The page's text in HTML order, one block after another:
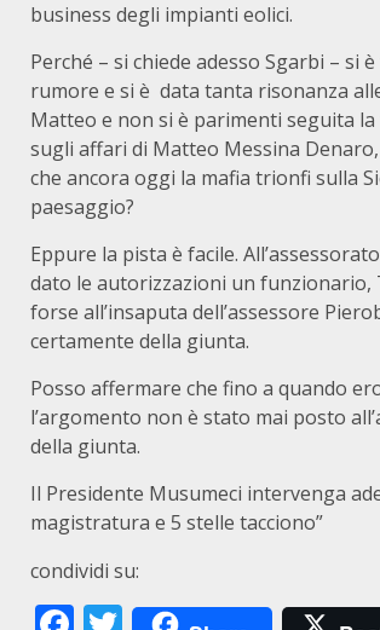
business degli impianti eolici.
Perché – si chiede adesso Sgarbi – si
rumore e si è data tanta risonanza
Matteo e non si è parimenti seguita la
sugli affari di Matteo Messina
che ancora oggi la mafia trionfi sulla
paesaggio?
Eppure la pista è facile.
dato le autorizzazioni un funzionario,
forse all’insaputa dell’assessore
certamente della giunta.
Posso affermare che fino a quando
l’argomento non è stato mai posto
della giunta.
Il Presidente Musumeci intervenga
magistratura e 5 stelle tacciono”
condividi su: